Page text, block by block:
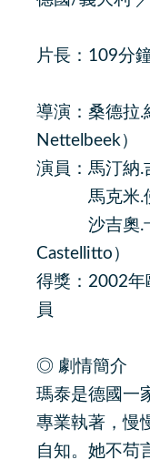
片長：109分
導演：桑德拉.
Nettelbeek）
演員：馬汀納.
馬克米.佛
沙吉奧.卡
Castellitto）
得獎：2002年
員
◎ 劇情簡介
瑪泰是德國一
專業執著，慢
自知。她不苟